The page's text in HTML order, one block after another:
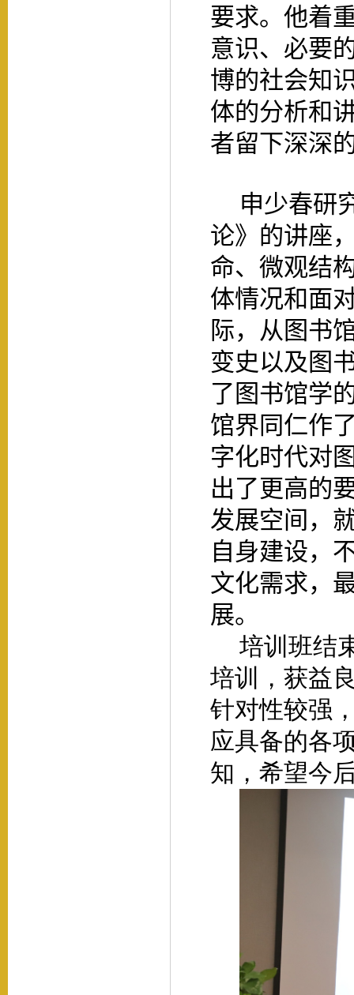
要求。他着
意识、必要
博的社会知
体的分析和
者留下深深
申少春研
论》的讲座
命、微观结
体情况和面
际，从图书
变史以及图
了图书馆学
馆界同仁作
字化时代对
出了更高的
发展空间，
自身建设，
文化需求，
展。
培训班结
培训，获益
针对性较强
应具备的各
知，希望今